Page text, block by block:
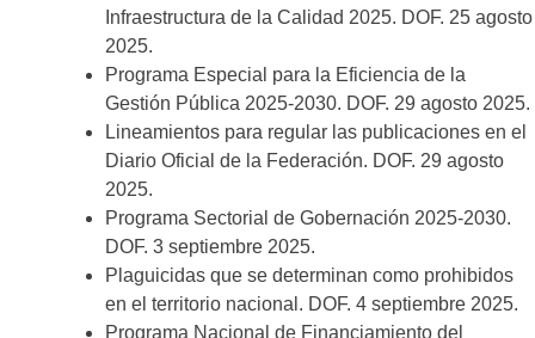
Infraestructura de la Calidad 2025. DOF. 25 agosto
2025.
Programa Especial para la Eficiencia de la
Gestión Pública 2025-2030. DOF. 29 agosto 2025.
Lineamientos para regular las publicaciones en el
Diario Oficial de la Federación. DOF. 29 agosto
2025.
Programa Sectorial de Gobernación 2025-2030.
DOF. 3 septiembre 2025.
Plaguicidas que se determinan como prohibidos
en el territorio nacional. DOF. 4 septiembre 2025.
Programa Nacional de Financiamiento del